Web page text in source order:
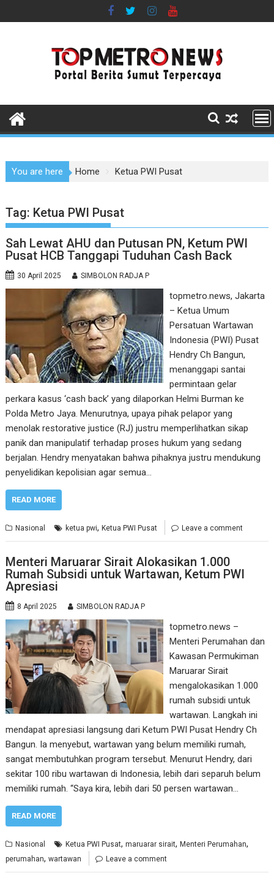
to
You are here Home Ketua PWI Pusat
Tag: Ketua PWI Pusat
Sah Lewat AHU dan Putusan PN, Ketum PWI
Pusat HCB Tanggapi Tuduhan Cash Back
30 April 2025 SIMBOLON RADJA P
topmetro.news, Jakarta
– Ketua Umum
Persatuan Wartawan
Indonesia (PWI) Pusat
Hendry Ch Bangun,
menanggapi santai
permintaan gelar
perkara kasus ‘cash back’ yang dilaporkan Helmi Burman ke
Polda Metro Jaya. Menurutnya, upaya pihak pelapor yang
menolak restorative justice (RJ) justru memperlihatkan sikap
panik dan manipulatif terhadap proses hukum yang sedang
berjalan. Hendry menyatakan bahwa pihaknya justru mendukung
penyelidikan kepolisian agar semua…
READ MORE
Nasional ketua pwi,Ketua PWI Pusat Leave a comment
Menteri Maruarar Sirait Alokasikan 1.000
Rumah Subsidi untuk Wartawan, Ketum PWI
Apresiasi
8 April 2025 SIMBOLON RADJA P
topmetro.news –
Menteri Perumahan dan
Kawasan Permukiman
Maruarar Sirait
mengalokasikan 1.000
rumah subsidi untuk
wartawan. Langkah ini
mendapat apresiasi langsung dari Ketum PWI Pusat Hendry Ch
Bangun. Ia menyebut, wartawan yang belum memiliki rumah,
sangat membutuhkan program tersebut. Menurut Hendry, dari
sekitar 100 ribu wartawan di Indonesia, lebih dari separuh belum
memiliki rumah. “Saya kira, lebih dari 50 persen wartawan…
READ MORE
Nasional Ketua PWI Pusat,maruarar sirait,Menteri Perumahan,
perumahan,wartawan Leave a comment